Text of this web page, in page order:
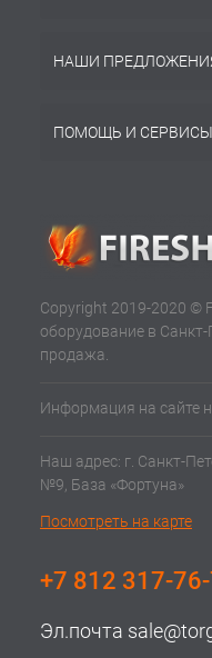
НАШИ
ПОМОЩЬ И СЕРВИСЫ
Copyright 2019-2020 ©
оборудование в Санкт-
продажа.
Информация на сайте
Наш адрес: г. Санкт-
№9, База «Фортуна»
Посмотреть на карте
+7 812 317-
Эл.почта